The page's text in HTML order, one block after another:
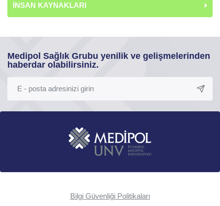
İNSAN KAYNAKLARI
Medipol Sağlık Grubu yenilik ve gelişmelerinden
haberdar olabilirsiniz.
Bilgi Güvenliği Politikaları